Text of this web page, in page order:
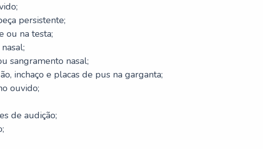
persistente;
ou na testa;
sangramento nasal;
inchaço e placas de pus na garganta;
ouvido;
de audição;